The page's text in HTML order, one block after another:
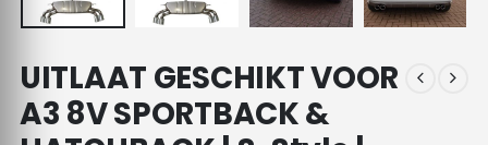
UITLAAT GESCHIKT VOOR
A3 8V SPORTBACK &